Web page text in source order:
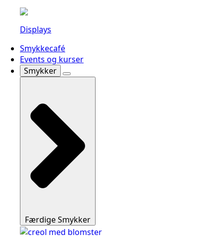
Displays
Smykkecafé
Events og kurser
Smykker
Færdige Smykker